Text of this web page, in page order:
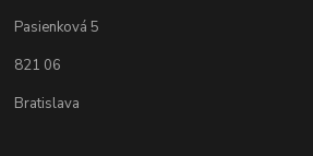
Pasienková 5
821 06
Bratislava